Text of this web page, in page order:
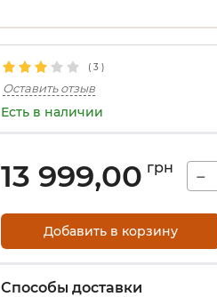
( 3 )
Оставить отзыв
Есть в наличии
13 999,00 грн −
Добавить в корзину
Способы доставки